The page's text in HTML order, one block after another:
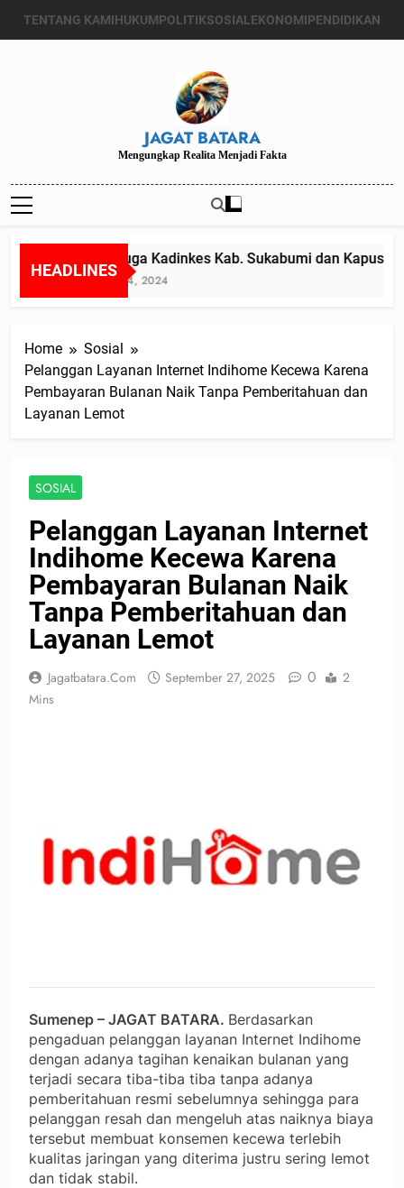
TENTANG KAMIHUKUMPOLITIKSOSIALEKONOMIPENDIDIKAN
JAGAT BATARA
Mengungkap Realita Menjadi Fakta
HEADLINES
Diduga Kadinkes Kab. Sukabumi dan
Juli 24, 2024
Home
Sosial
Pelanggan Layanan Internet Indihome Kecewa Karena
Pembayaran Bulanan Naik Tanpa Pemberitahuan dan
Layanan Lemot
SOSIAL
Pelanggan Layanan Internet
Indihome Kecewa Karena
Pembayaran Bulanan Naik
Tanpa Pemberitahuan dan
Layanan Lemot
Jagatbatara.com September 27, 2025 0
2
Mins
Sumenep – JAGAT BATARA. Berdasarkan
pengaduan pelanggan layanan Internet Indihome
dengan adanya tagihan kenaikan bulanan yang
terjadi secara tiba-tiba tiba tanpa adanya
pemberitahuan resmi sebelumnya sehingga para
pelanggan resah dan mengeluh atas naiknya biaya
tersebut membuat konsemen kecewa terlebih
kualitas jaringan yang diterima justru sering lemot
dan tidak stabil.